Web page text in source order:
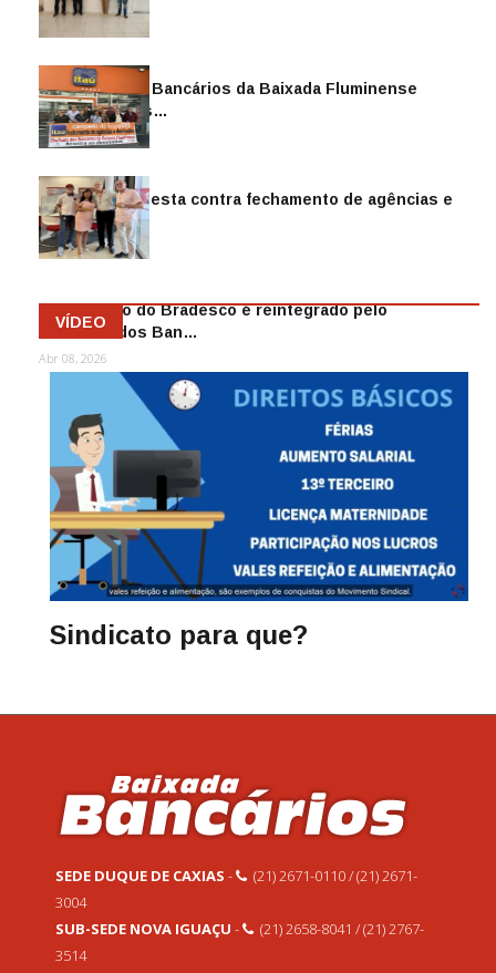
Sindicato dos Bancários da Baixada Fluminense
reintegra mais…
Jul 14, 2026
Sindicato protesta contra fechamento de agências e
as demiss…
Mai 13, 2026
Funcionário do Bradesco é reintegrado pelo
Sindicato dos Ban…
Abr 08, 2026
VÍDEO
Sindicato para que?
SEDE DUQUE DE CAXIAS -
(21) 2671-0110 / (21) 2671-
3004
SUB-SEDE NOVA IGUAÇU -
(21) 2658-8041 / (21) 2767-
3514